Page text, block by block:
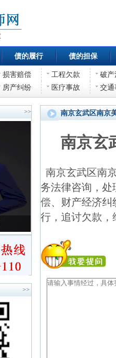
债的履行 债的担保
损害赔偿 工程欠款
破产
房产纠纷 医疗事故 交通
>>
>>
南京玄武区南京
南京玄
南京玄武区南
务法律咨询，处
偿、财产经济纠
行，追讨欠款，